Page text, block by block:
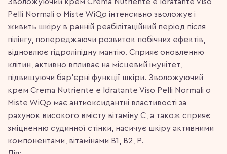
Pelli Normali o Miste WiQo інтенсивно зволожує і
живить шкіру в ранній реабілітаційний період після
пілінгу, попереджаючи розвиток побічних ефектів,
відновлює гідроліпідну мантію. Сприяє оновленню
клітин, активно впливає на місцевий імунітет,
підвищуючи бар’єрні функції шкіри. Зволожуючий
крем Crema Nutriente e Idratante Viso Pelli Normali o
Miste WiQo має антиоксидантні властивості за
рахунок високого вмісту вітаміну С, а також сприяє
зміцненню судинної стінки, насичує шкіру активними
компонентами, вітамінами В1, В2, Р.